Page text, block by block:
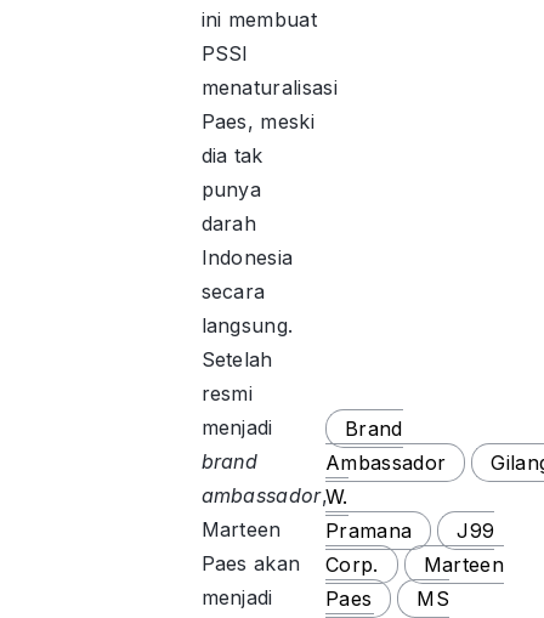
ini membuat
PSSI
menaturalisasi
Paes, meski
dia tak
punya
darah
Indonesia
secara
langsung.
Setelah
resmi
menjadi
brand
ambassador,
Marteen
Paes akan
menjadi
Brand
Ambassador
W.
Pramana
J99
Corp.
Marteen
Paes
MS